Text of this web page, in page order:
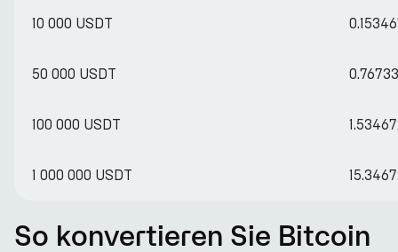
10 000 USDT
50 000 USDT
100 000 USDT
1 000 000 USDT
So konvertieren Sie Bitcoin